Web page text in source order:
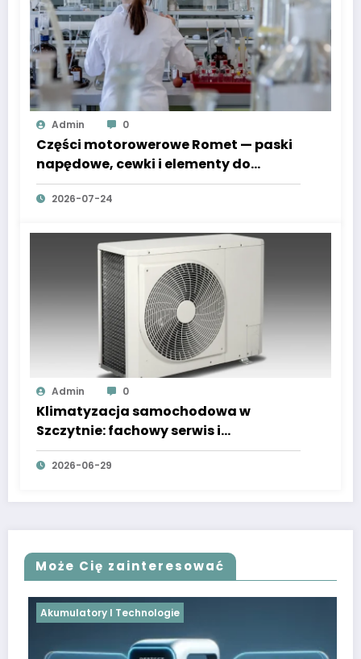
Admin 0
Części motorowerowe Romet — paski
napędowe, cewki i elementy do
Komara i Junaka
2026-07-24
Admin 0
Klimatyzacja samochodowa w
Szczytnie: fachowy serwis i
wulkanizacja
2026-06-29
Może Cię zainteresować
Akumulatory I Technologie